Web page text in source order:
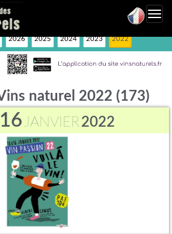
2026 2025 2024 2023 2022
naturel 2022 (173)
JANVIER2022